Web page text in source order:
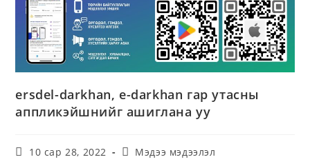
ersdel-darkhan, e-darkhan гар утасны
аппликэйшнийг ашиглана уу
10 сар 28, 2022 Мэдээ мэдээлэл